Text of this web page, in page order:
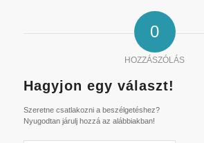
0
HOZZÁSZÓLÁS
Hagyjon egy választ!
Szeretne csatlakozni a beszélgetéshez?
Nyugodtan járulj hozzá az alábbiakban!